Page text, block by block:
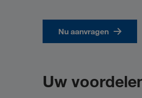
Nu aanvragen
Uw